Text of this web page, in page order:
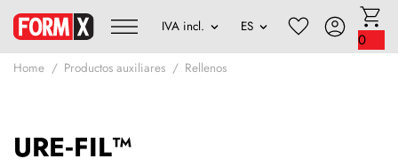
0
Home Productos auxiliares Rellenos
URE‑FIL™